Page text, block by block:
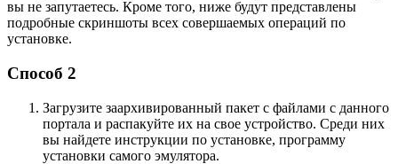
вы не запутаетесь. Кроме того, ниже будут представлены
подробные скриншоты всех совершаемых операций по
установке.
Способ 2
Загрузите заархивированный пакет с файлами с данного
портала и распакуйте их на свое устройство. Среди них
вы найдете инструкции по установке, программу
установки самого эмулятора.